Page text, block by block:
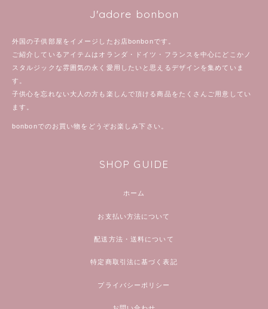
J'adore bonbon
外国の子供部屋をイメージしたお店bonbonです。
ご紹介しているアイテムはオランダ・ドイツ・フランスを中心にどこかノ
スタルジックな雰囲気の永く愛用したいと思えるデザインを集めていま
す。
子供心を忘れない大人の方も楽しんで頂ける商品をたくさんご用意してい
ます。
bonbonでのお買い物をどうぞお楽しみ下さい。
SHOP GUIDE
ホーム
お支払い方法について
配送方法・送料について
特定商取引法に基づく表記
プライバシーポリシー